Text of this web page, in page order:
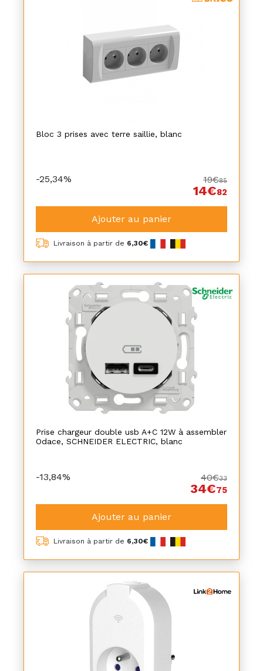
Bloc 3 prises avec terre saillie, blanc
-25,34% 19€85
14€82
Ajouter au panier
Livraison à partir de 6,30€
Prise chargeur double usb A+C 12W à assembler
Odace, SCHNEIDER ELECTRIC, blanc
-13,84% 40€33
34€75
Ajouter au panier
Livraison à partir de 6,30€